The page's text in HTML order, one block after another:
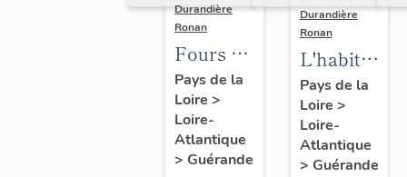
Durandière
Ronan
Fours à
pain et
fournils
de
Guérande
Pays de la
Loire >
Loire-
Atlantique
> Guérande
Durandière
Ronan
L'habitat
rural de
Guérande
Pays de la
Loire >
Loire-
Atlantique
> Guérande